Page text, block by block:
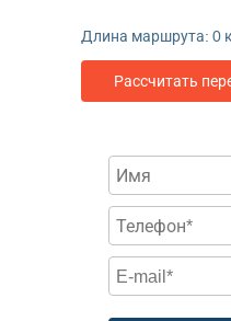
Длина маршрута: 0
Рассчитать